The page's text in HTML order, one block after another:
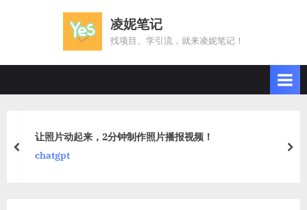
凌妮笔记
找项目、学引流，就来凌妮笔记！
划重点！信用卡积分兑换现金，这些“最优”选择你一定不
过！
金融业务
prev